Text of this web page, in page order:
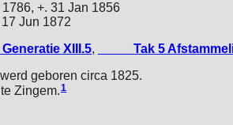
1786, +. 31 Jan 1856
Jun 1872
XIII.5,
_____Tak 5
werd geboren circa 1825.
Zingem.1